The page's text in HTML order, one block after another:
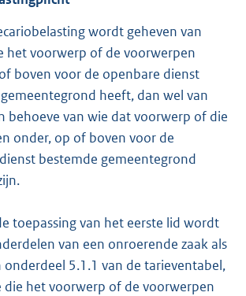
wordt geheven van
het voorwerp of de voorwerpen
boven voor de openbare dienst
heeft, dan wel van
behoeve van wie dat voorwerp of die
onder, op of boven voor de
bestemde gemeentegrond
toepassing van het eerste lid wordt
van een onroerende zaak als
onderdeel 5.1.1 van de tarieventabel,
die het voorwerp of de voorwerpen